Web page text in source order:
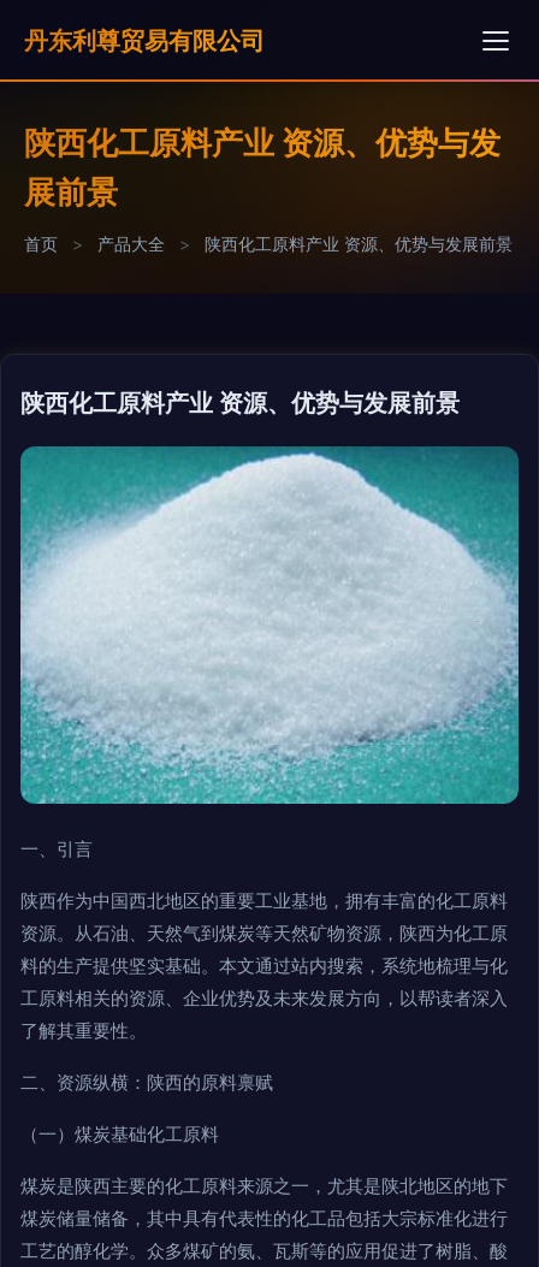
丹东利尊贸易有限公司
陕西化工原料产业 资源、优势与发
展前景
首页 > 产品大全 > 陕西化工原料产业 资源、优势与发展前景
陕西化工原料产业 资源、优势与发展前景
一、引言
陕西作为中国西北地区的重要工业基地，拥有丰富的化工原料
资源。从石油、天然气到煤炭等天然矿物资源，陕西为化工原
料的生产提供坚实基础。本文通过站内搜索，系统地梳理与化
工原料相关的资源、企业优势及未来发展方向，以帮读者深入
了解其重要性。
二、资源纵横：陕西的原料禀赋
（一）煤炭基础化工原料
煤炭是陕西主要的化工原料来源之一，尤其是陕北地区的地下
煤炭储量储备，其中具有代表性的化工品包括大宗标准化进行
工艺的醇化学。众多煤矿的氨、瓦斯等的应用促进了树脂、酸